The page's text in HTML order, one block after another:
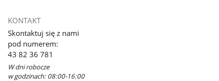
KONTAKT
Skontaktuj się z nami
pod numerem:
43 82 36 781
W dni robocze
w godzinach: 08:00-16:00